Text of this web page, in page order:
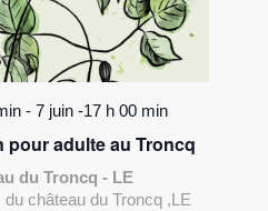
-7 juin -17 h 00 min
pour adulte au Troncq
du Troncq - LE
du château du Troncq ,LE